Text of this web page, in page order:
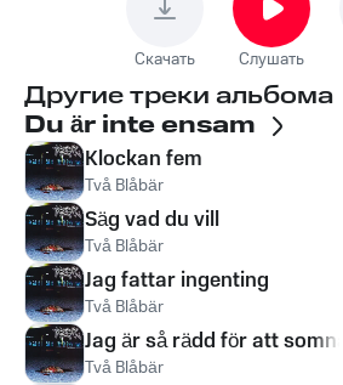
Скачать Слушать
Другие треки альбома
Du är inte ensam
Klockan fem
Två Blåbär
Säg vad du vill
Två Blåbär
Jag fattar ingenting
Två Blåbär
Jag är så rädd för att somna
Två Blåbär